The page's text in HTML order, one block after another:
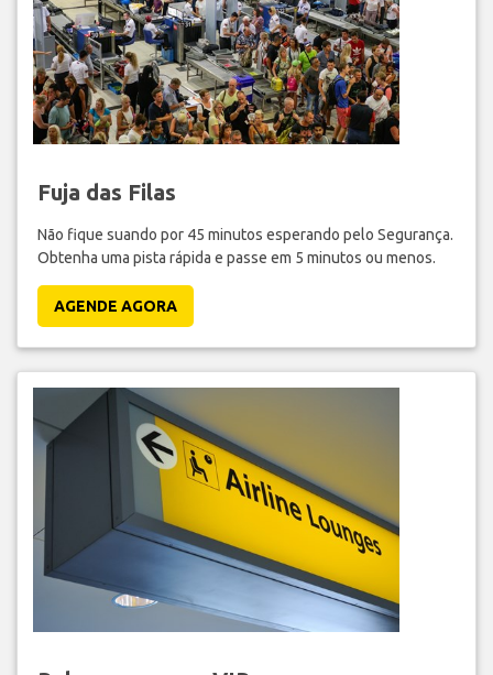
Fuja das Filas
Não fique suando por 45 minutos esperando pelo Segurança.
Obtenha uma pista rápida e passe em 5 minutos ou menos.
AGENDE AGORA